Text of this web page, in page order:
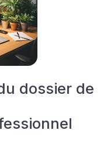
dossier de